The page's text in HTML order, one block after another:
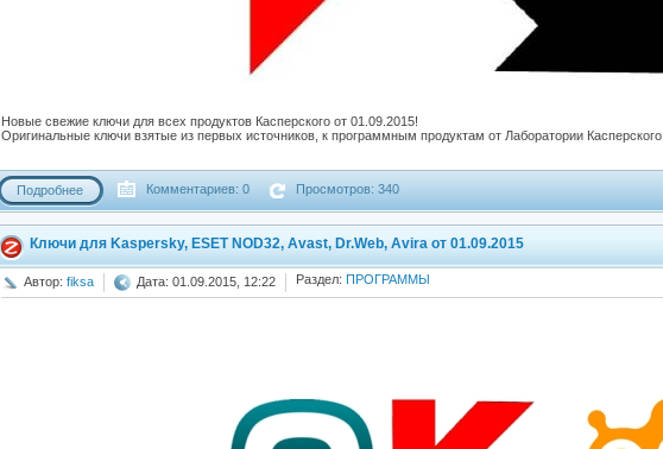
Новые свежие ключи для всех продуктов Касперского от 01.09.2015!
Оригинальные ключи взятые из первых источников, к программным продуктам от Лаборатории Касперского.
Подробнее Комментариев: 0 Просмотров: 340
Ключи для Kaspersky, ESET NOD32, Avast, Dr.Web, Avira от 01.09.2015
Автор: fiksa Дата: 01.09.2015, 12:22 Раздел: ПРОГРАММЫ